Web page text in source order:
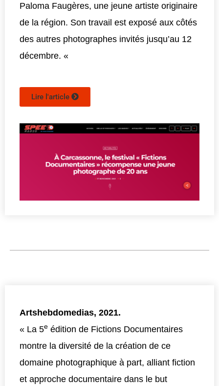
Paloma Faugères, une jeune artiste originaire
de la région. Son travail est exposé aux côtés
des autres photographes invités jusqu’au 12
décembre. «
Lire l'article
Artshebdomedias, 2021.
« La 5e édition de Fictions Documentaires
montre la diversité de la création de ce
domaine photographique à part, alliant fiction
et approche documentaire dans le but